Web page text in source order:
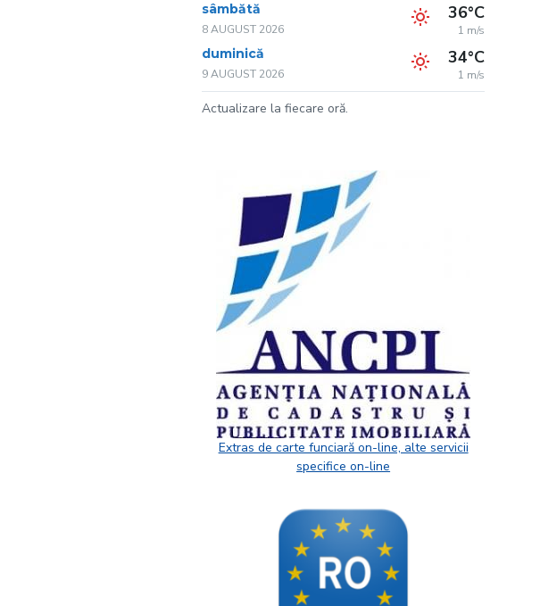
sâmbătă
8 AUGUST 2026
36°C
1 m/s
duminică
9 AUGUST 2026
34°C
1 m/s
Actualizare la fiecare oră.
Extras de carte funciară on-line, alte servicii
specifice on-line